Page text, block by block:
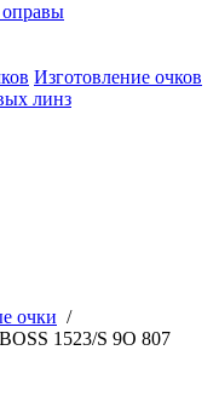
Изготовление очков
линз
очки /
1523/S 9O 807